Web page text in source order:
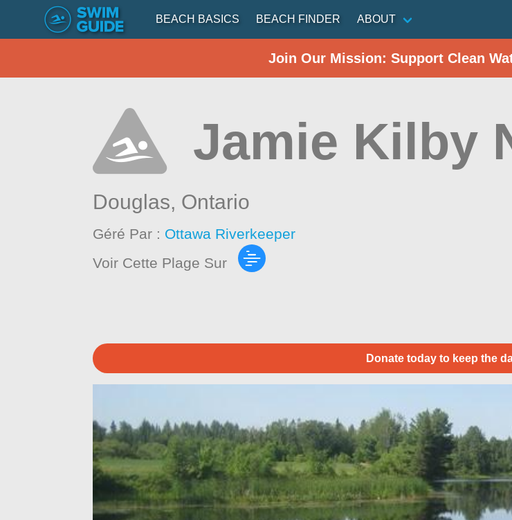
BEACH BASICS BEACH FINDER ABOUT
Join Our Mission: Support Clean
Jamie Kilby
Douglas, Ontario
Géré Par : Ottawa Riverkeeper
Voir Cette Plage Sur
Donate today to keep the